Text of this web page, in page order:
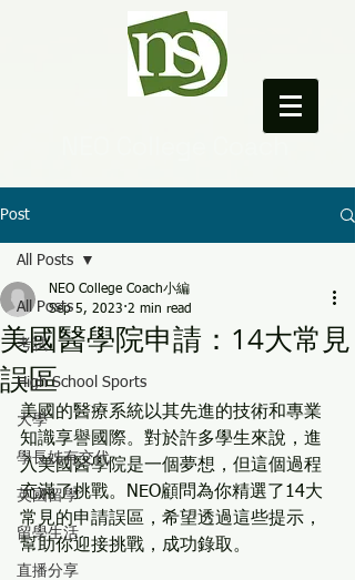
Post
All Posts
考試
High School Sports
大學
學長姊有交代
英國留學
留學生活
直播分享
All Posts
美國醫學院申請：14大常見
誤區
NEO College Coach小編
Sep 5, 2023 2 min read
美國的醫療系統以其先進的技術和專業
知識享譽國際。對於許多學生來說，進
入美國醫學院是一個夢想，但這個過程
充滿了挑戰。NEO顧問為你精選了14大
常見的申請誤區，希望透過這些提示，
幫助你迎接挑戰，成功錄取。